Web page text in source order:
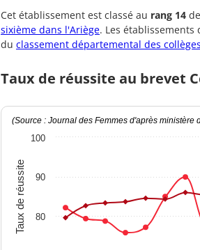
Cet établissement est classé au rang 14
sixième dans l'Ariège. Les
du classement départemental des collèges
Taux de réussite au brevet
Taux de réussite
(Source : Journal des Femmes d'après ministère
80
90
100